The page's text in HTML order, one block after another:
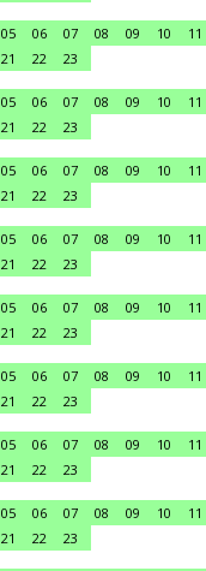
05 06 07 08 09 10 11
21 22
23
05 06 07 08 09 10 11
21 22
23
05 06 07 08 09 10 11
21 22
23
05 06 07 08 09 10 11
21 22
23
05 06 07 08 09 10 11
21 22
23
05 06 07 08 09 10 11
21 22
23
05 06 07 08 09 10 11
21 22
23
05 06 07 08 09 10 11
21 22
23